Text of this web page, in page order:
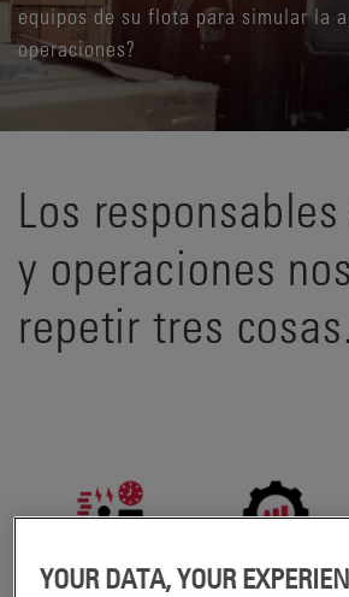
equipos de su flota para simular la
operaciones?
Los
y operaciones
repetir tres cosas.
YOUR DATA, YOUR